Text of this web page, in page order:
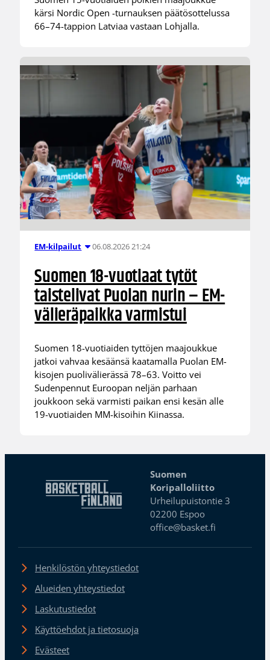
kärsi Nordic Open -turnauksen päätösottelussa
66–74-tappion Latviaa vastaan Lohjalla.
EM-kilpailut 06.08.2026 21:24
Suomen 18-vuotiaat tytöt
taistelivat Puolan nurin – EM-
välieräpaikka varmistui
Suomen 18-vuotiaiden tyttöjen maajoukkue
jatkoi vahvaa kesäänsä kaatamalla Puolan EM-
kisojen puolivälierässä 78–63. Voitto vei
Sudenpennut Euroopan neljän parhaan
joukkoon sekä varmisti paikan ensi kesän alle
19-vuotiaiden MM-kisoihin Kiinassa.
Suomen
Koripalloliitto
Urheilupuistontie 3
02200 Espoo
office@basket.fi
Henkilöstön yhteystiedot
Alueiden yhteystiedot
Laskutustiedot
Käyttöehdot ja tietosuoja
Evästeet